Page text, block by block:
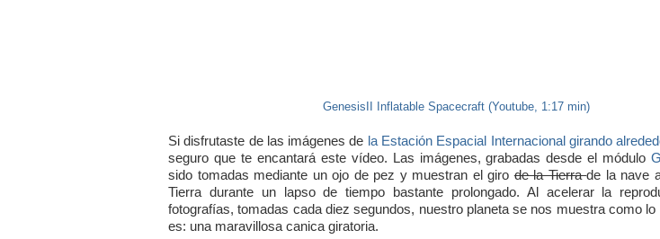
GenesisII Inflatable Spacecraft (Youtube, 1:17 min)
Si disfrutaste de las imágenes de la Estación Espacial Internacional girando
seguro que te encantará este vídeo. Las imágenes, grabadas desde el módulo
sido tomadas mediante un ojo de pez y muestran el girode la Tierrade la nave
Tierra durante un lapso de tiempo bastante prolongado. Al acelerar la
fotografías, tomadas cada diez segundos, nuestro planeta se nos muestra como lo
es: una maravillosa canica giratoria.